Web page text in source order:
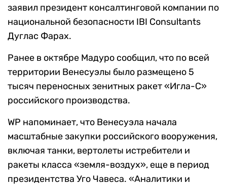
заявил президент консалтинговой компании по
национальной безопасности IBI Consultants
Дуглас Фарах.
Ранее в октябре Мадуро сообщил, что по всей
территории Венесуэлы было размещено 5
тысяч переносных зенитных ракет «Игла-С»
российского производства.
WP напоминает, что Венесуэла начала
масштабные закупки российского вооружения,
включая танки, вертолеты истребители и
ракеты класса «земля-воздух», еще в период
президентства Уго Чавеса. «Аналитики и